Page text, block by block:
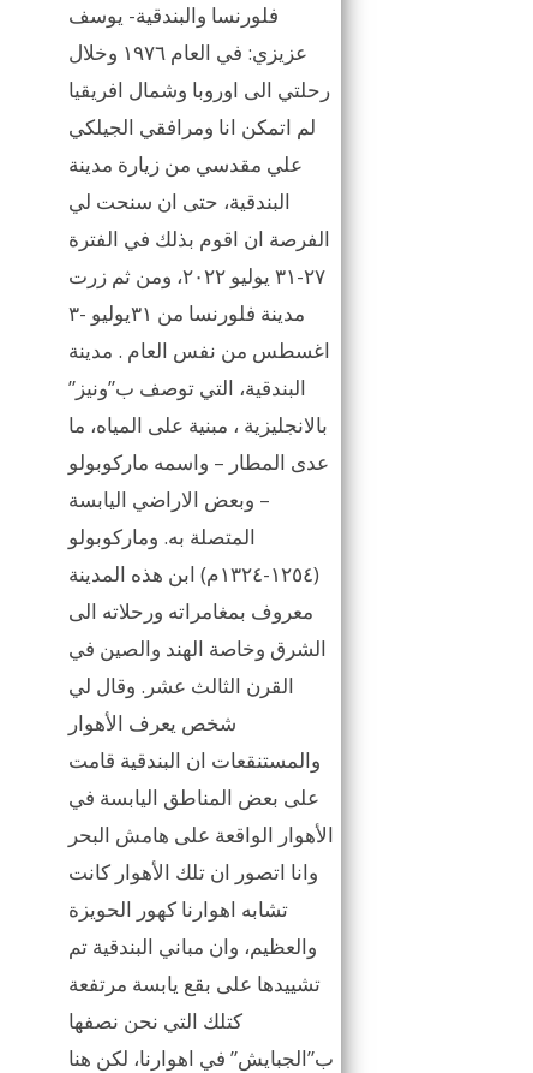
فلورنسا والبندقية- يوسف
عزيزي: في العام ١٩٧٦ وخلال
رحلتي الى اوروبا وشمال افريقيا
لم اتمكن انا ومرافقي الجيلكي
علي مقدسي من زيارة مدينة
البندقية، حتى ان سنحت لي
الفرصة ان اقوم بذلك في الفترة
٢٧-٣١ يوليو ٢٠٢٢، ومن ثم زرت
مدينة فلورنسا من ٣١يوليو -٣
اغسطس من نفس العام . مدينة
البندقية، التي توصف ب”ونيز”
بالانجليزية ، مبنية على المياه، ما
عدى المطار – واسمه ماركوبولو
– وبعض الاراضي اليابسة
المتصلة به. وماركوبولو
(١٢٥٤-١٣٢٤م) ابن هذه المدينة
معروف بمغامراته ورحلاته الى
الشرق وخاصة الهند والصين في
القرن الثالث عشر. وقال لي
شخص يعرف الأهوار
والمستنقعات ان البندقية قامت
على بعض المناطق اليابسة في
الأهوار الواقعة على هامش البحر
وانا اتصور ان تلك الأهوار كانت
تشابه اهوارنا كهور الحويزة
والعظيم، وان مباني البندقية تم
تشييدها على بقع يابسة مرتفعة
كتلك التي نحن نصفها
ب”الجبايش” في اهوارنا، لكن هنا